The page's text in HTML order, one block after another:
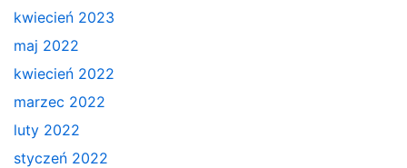
kwiecień 2023
maj 2022
kwiecień 2022
marzec 2022
luty 2022
styczeń 2022